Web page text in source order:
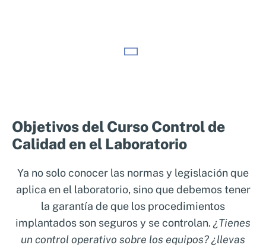
fundamental para garantizar la seguridad y la
excelencia de los productos que llegan al
consumidor. Este control se realiza a través
de un riguroso análisis que verifica que los
alimentos cumplan con todas las normativas
y estándares de calidad. Una buena gestión
en el laboratorio y un personal debidamente
cualificado son claves para evitar problemas
Objetivos del Curso Control de
Calidad en el Laboratorio
Ya no solo conocer las normas y legislación que
aplica en el laboratorio, sino que debemos tener
la garantía de que los procedimientos
implantados son seguros y se controlan. ¿Tienes
un control operativo sobre los equipos? ¿llevas